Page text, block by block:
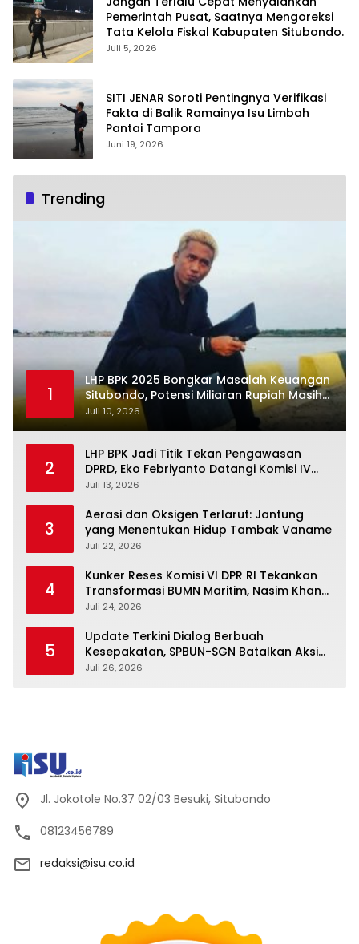
Pemerintah Pusat, Saatnya Mengoreksi
Tata Kelola Fiskal Kabupaten Situbondo.
Juli 5, 2026
SITI JENAR Soroti Pentingnya Verifikasi
Fakta di Balik Ramainya Isu Limbah
Pantai Tampora
Juni 19, 2026
Trending
1
LHP BPK 2025 Bongkar Masalah Keuangan
Situbondo, Potensi Miliaran Rupiah Masih
Belum Terkelola
Juli 10, 2026
2
LHP BPK Jadi Titik Tekan Pengawasan
DPRD, Eko Febriyanto Datangi Komisi IV
dan Ajak Dewan Kembali Berpijak pada
Juli 13, 2026
3
Aerasi dan Oksigen Terlarut: Jantung
yang Menentukan Hidup Tambak Vaname
Juli 22, 2026
4
Kunker Reses Komisi VI DPR RI Tekankan
Transformasi BUMN Maritim, Nasim Khan
Kawal Penguatan Sektor Laut
Juli 24, 2026
5
Update Terkini Dialog Berbuah
Kesepakatan, SPBUN-SGN Batalkan Aksi
Nasional Setelah Holding Penuhi Sejumlah
Juli 26, 2026
Jl. Jokotole No.37 02/03 Besuki, Situbondo
08123456789
redaksi@isu.co.id